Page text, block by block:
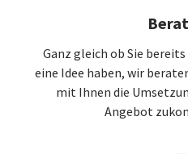
Ganz gleich ob Sie
eine Idee haben, wir
mit Ihnen die
Angebot